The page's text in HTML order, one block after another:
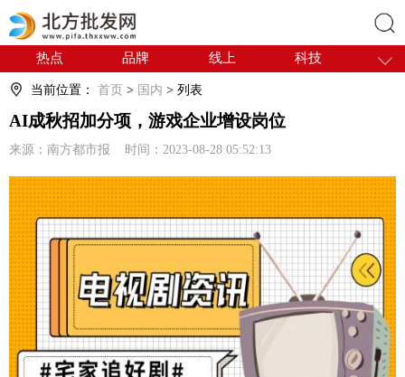
搜索
热点 品牌 线上
科技
干货
电商
会展
国内
当前位置： 首页 > 国内 > 列表
AI成秋招加分项，游戏企业增设岗位
来源：南方都市报 时间：2023-08-28 05:52:13